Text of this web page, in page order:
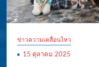
ข่าวความเคลื่อนไหว
15 ตุลาคม 2025